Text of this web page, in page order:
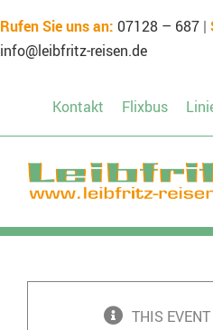
to
content
Rufen Sie uns an: 07128 – 687|
info@leibfritz-reisen.de
Kontakt Flixbus
THIS